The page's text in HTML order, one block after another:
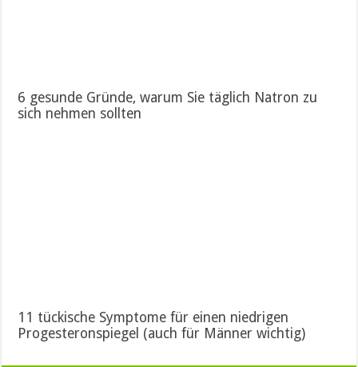
6 gesunde Gründe, warum Sie täglich Natron zu
sich nehmen sollten
11 tückische Symptome für einen niedrigen
Progesteronspiegel (auch für Männer wichtig)